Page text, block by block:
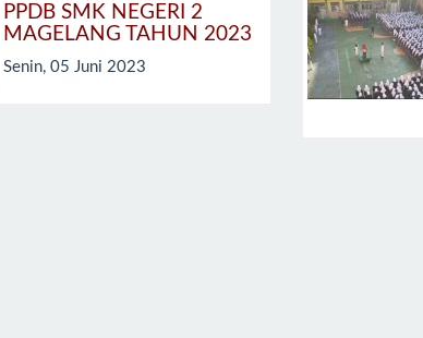
PPDB SMK NEGERI 2
MAGELANG TAHUN 2023
Senin, 05 Juni 2023